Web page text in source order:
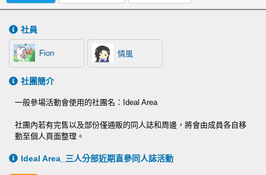
社員
Fion 憐風
社團簡介
一般參場活動會使用的社團名：Ideal Area
社團內若有完售以及部份僅通販的同人誌和周邊，將會由成員各自移
動至個人頁面整理。
Ideal Area_三人分部近期直參同人誌活動